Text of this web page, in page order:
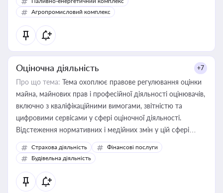
Агропромисловий комплекс
Оціночна діяльність +7
Про що тема: Тема охоплює правове регулювання оцінки
майна, майнових прав і професійної діяльності оцінювачів,
включно з кваліфікаційними вимогами, звітністю та
цифровими сервісами у сфері оціночної діяльності.
Відстеження нормативних і медійних змін у цій сфері
корисне для власника бізнесу, керівника, юриста або
бухгалтера під час оподаткування, приватизації, оренди
державного майна, корпоративних угод і перевірки
статусу суб'єктів оціночної діяльності
Страхова діяльність
Фінансові послуги
Будівельна діяльність